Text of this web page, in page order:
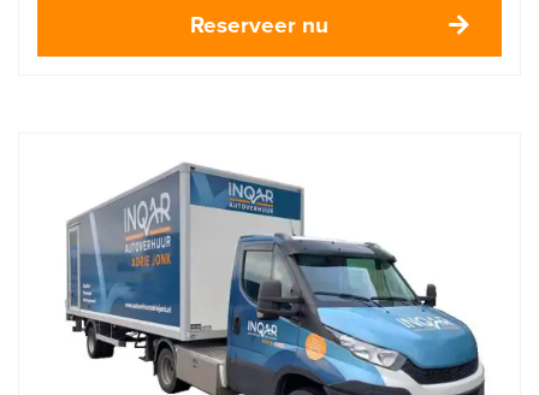
Reserveer nu